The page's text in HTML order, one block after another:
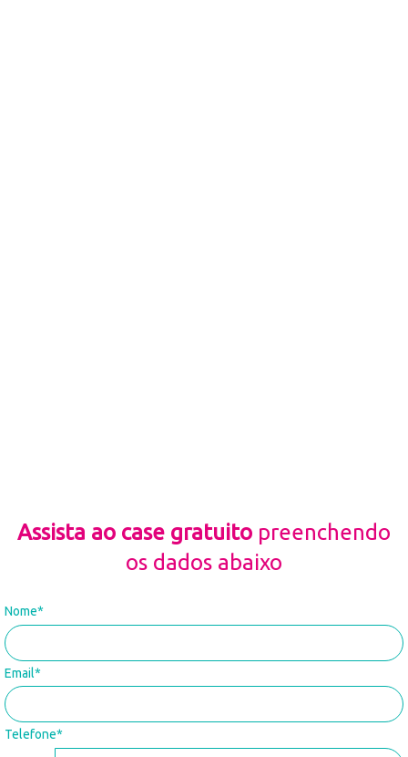
Assista ao case gratuito preenchendo
os dados abaixo
Nome*
Email*
Telefone*